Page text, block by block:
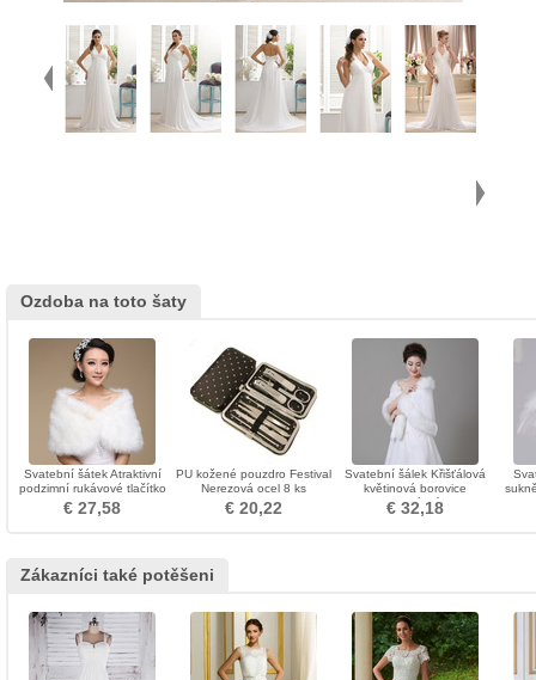
Ozdoba na toto šaty
Svatební šátek Atraktivní
podzimní rukávové tlačítko
€ 27,58
PU kožené pouzdro Festival
Nerezová ocel 8 ks
€ 20,22
Svatební šálek Křišťálová
květinová borovice
Romantická místnost
€ 32,18
Zákazníci také potěšeni